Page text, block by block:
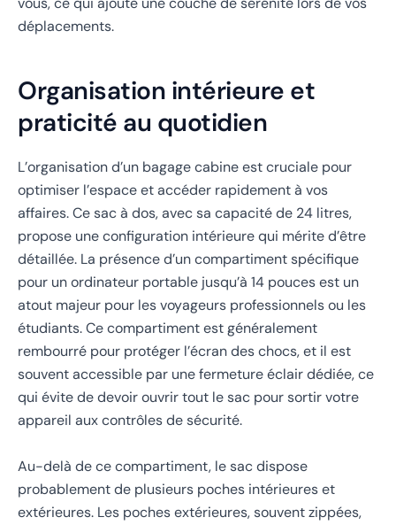
déplacements.
Organisation intérieure et
praticité au quotidien
L’organisation d’un bagage cabine est cruciale pour
optimiser l’espace et accéder rapidement à vos
affaires. Ce sac à dos, avec sa capacité de 24 litres,
propose une configuration intérieure qui mérite d’être
détaillée. La présence d’un compartiment spécifique
pour un ordinateur portable jusqu’à 14 pouces est un
atout majeur pour les voyageurs professionnels ou les
étudiants. Ce compartiment est généralement
rembourré pour protéger l’écran des chocs, et il est
souvent accessible par une fermeture éclair dédiée, ce
qui évite de devoir ouvrir tout le sac pour sortir votre
appareil aux contrôles de sécurité.
Au-delà de ce compartiment, le sac dispose
probablement de plusieurs poches intérieures et
extérieures. Les poches extérieures, souvent zippées,